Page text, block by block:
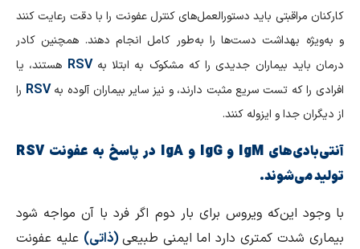
کارکنان مراقبتی باید دستورالعمل‌های کنترل عفونت را با دقت رعایت کنند
و به‌ویژه بهداشت دست‌ها را به‌طور کامل انجام دهند. همچنین کادر
درمان باید بیماران جدیدی را که مشکوک به ابتلا بهRSV هستند، یا
افرادی را که تست سریع مثبت دارند، و نیز سایر بیماران آلوده بهRSV را
از دیگران جدا و ایزوله کنند.
آنتی‌بادی‌های IgM وIgG و IgA در پاسخ به عفونتRSV
تولید می‌شوند.
با وجود این‌که ویروس برای بار دوم اگر فرد با آن مواجه شود
بیماری شدت کمتری دارد اما ایمنی طبیعی(ذاتی) علیه عفونت